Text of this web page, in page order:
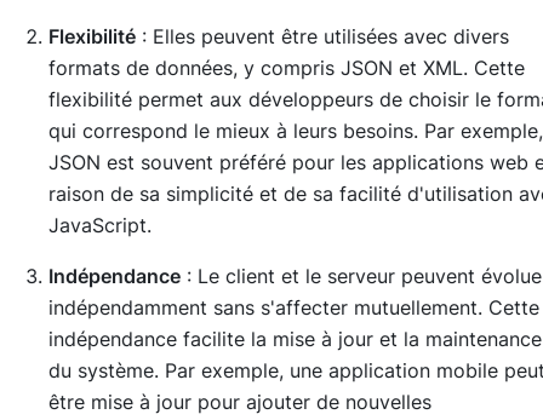
Flexibilité : Elles peuvent être utilisées avec divers
formats de données, y compris JSON et XML. Cette
flexibilité permet aux développeurs de choisir le
qui correspond le mieux à leurs besoins. Par exemple,
JSON est souvent préféré pour les applications web
raison de sa simplicité et de sa facilité d'utilisation
JavaScript.
Indépendance : Le client et le serveur peuvent
indépendamment sans s'affecter mutuellement. Cette
indépendance facilite la mise à jour et la maintenance
du système. Par exemple, une application mobile
être mise à jour pour ajouter de nouvelles